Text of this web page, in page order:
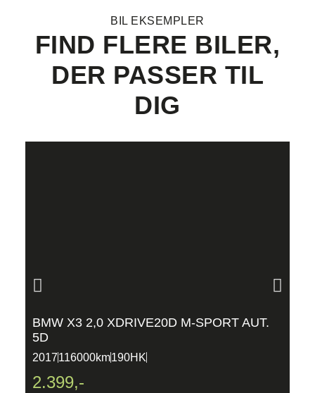
BIL EKSEMPLER
FIND FLERE BILER,
DER PASSER TIL
DIG
BMW X3 2,0 XDRIVE20D M-SPORT AUT.
5D
2017116000km190HK
2.399,-